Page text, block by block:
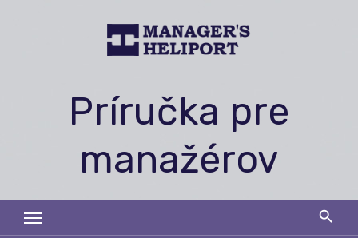
Príručka pre
manažérov